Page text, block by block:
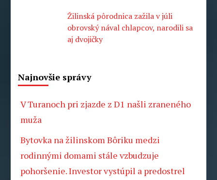
Žilinská pôrodnica zažila v júli
obrovský nával chlapcov, narodili sa
aj dvojičky
Najnovšie správy
V Turanoch pri zjazde z D1 našli zraneného
muža
Bytovka na žilinskom Bôriku medzi
rodinnými domami stále vzbudzuje
pohoršenie. Investor vystúpil a predostrel